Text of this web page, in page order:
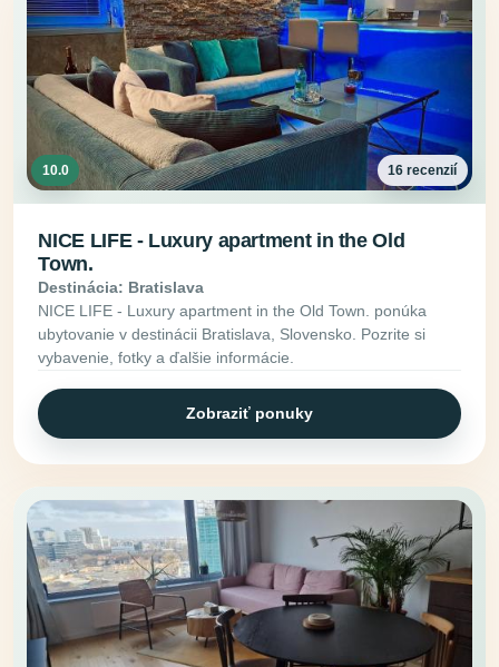
10.0 16 recenzií
NICE LIFE - Luxury apartment in the Old
Town.
Destinácia: Bratislava
NICE LIFE - Luxury apartment in the Old Town. ponúka
ubytovanie v destinácii Bratislava, Slovensko. Pozrite si
vybavenie, fotky a ďalšie informácie.
Zobraziť ponuky